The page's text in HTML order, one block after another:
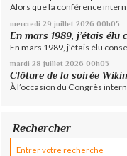
Alors que la conférence
mercredi 29 juillet 2026 00h05
En mars 1989, j’étais élu
En mars 1989, j’étais élu
mardi 28 juillet 2026 00h05
Clôture de la soirée
À l’occasion du Congrès
Rechercher